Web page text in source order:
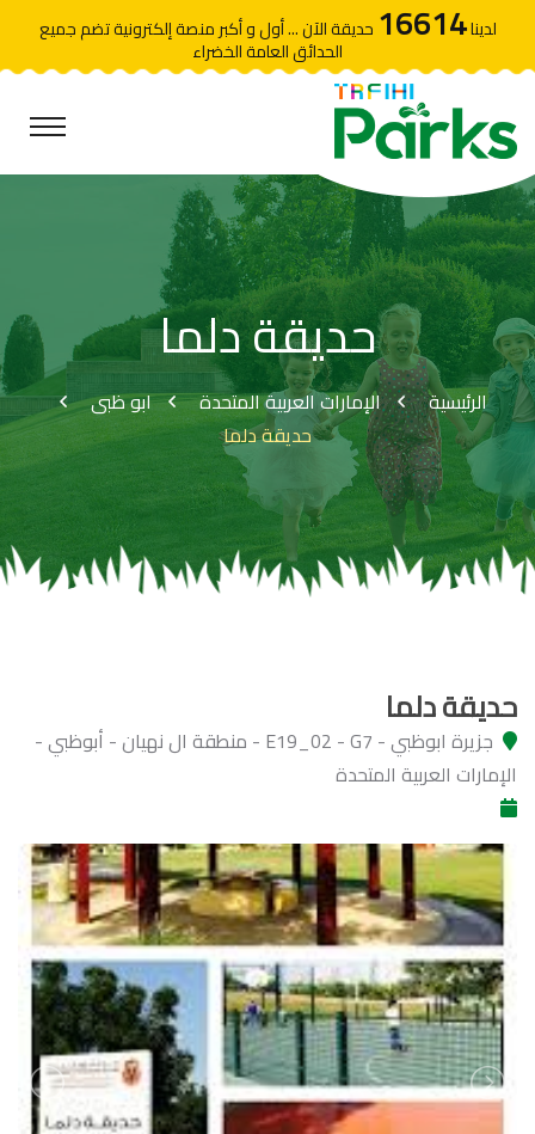
لدينا16614 حديقة الآن ... أول و أكبر منصة إلكترونية تضم جميع
الحدائق العامة الخضراء
حديقة دلما
الرئيسية الإمارات العربية المتحدة
ابو ظبى
حديقة دلما
حديقة دلما
جزيرة ابوظبي - E19_02 - G7 - منطقة ال نهيان - أبوظبي -
الإمارات العربية المتحدة